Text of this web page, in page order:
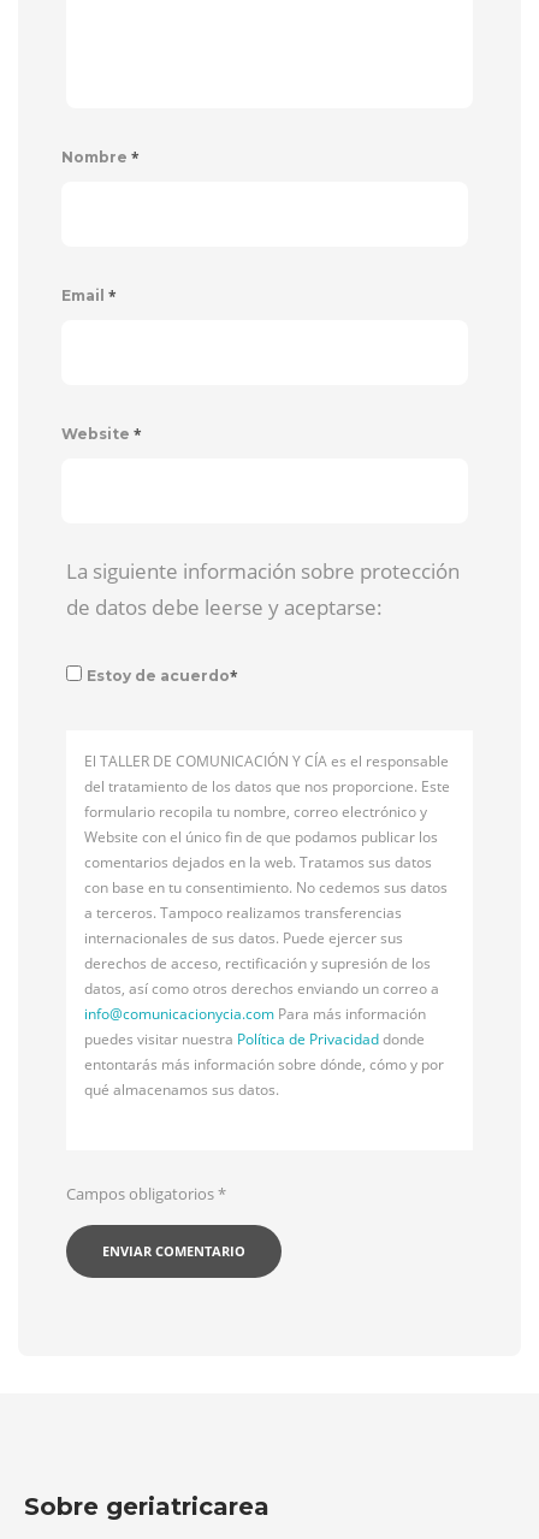
Nombre *
Email *
Website *
La siguiente información sobre protección
de datos debe leerse y aceptarse:
Estoy de acuerdo*
El TALLER DE COMUNICACIÓN Y CÍA es el responsable
del tratamiento de los datos que nos proporcione. Este
formulario recopila tu nombre, correo electrónico y
Website con el único fin de que podamos publicar los
comentarios dejados en la web. Tratamos sus datos
con base en tu consentimiento. No cedemos sus datos
a terceros. Tampoco realizamos transferencias
internacionales de sus datos. Puede ejercer sus
derechos de acceso, rectificación y supresión de los
datos, así como otros derechos enviando un correo a
info@comunicacionycia.com Para más información
puedes visitar nuestra Política de Privacidaddonde
entontarás más información sobre dónde, cómo y por
qué almacenamos sus datos.
Campos obligatorios*
Sobre geriatricarea